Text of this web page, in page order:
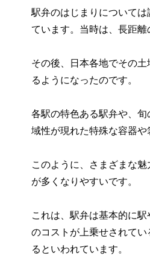
駅弁のはじまりについて
ています。当時は、長距
その後、日本各地でその
るようになったのです。
各駅の特色ある駅弁や、
域性が現れた特殊な容器や
このように、さまざまな
が多くなりやすいです。
これは、駅弁は基本的に
のコストが上乗せされて
るといわれています。